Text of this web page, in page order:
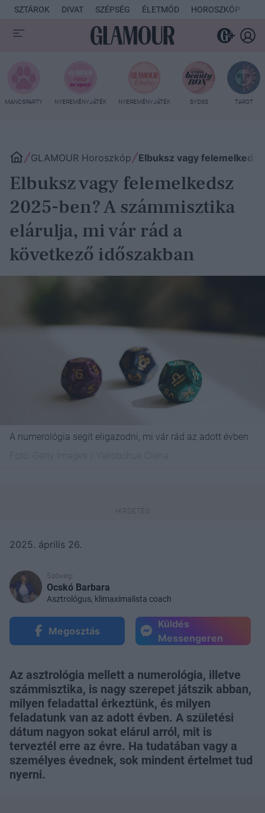
SZTÁROK DIVAT SZÉPSÉG ÉLETMÓD HOROSZKÓP
MANCSPARTY NYEREMÉNYJÁTÉK NYEREMÉNYJÁTÉK SYOSS TAROT
GLAMOUR Horoszkóp Elbuksz vagy
Elbuksz vagy felemelkedsz
2025-ben? A számmisztika
elárulja, mi vár rád a
következő időszakban
A numerológia segít eligazodni, mi vár rád az adott évben
2025. április 26.
Szöveg:
Ocskó Barbara
Asztrológus, klimaximalista coach
Megosztás
Küldés
Messengeren
Az asztrológia mellett a numerológia, illetve
számmisztika, is nagy szerepet játszik abban,
milyen feladattal érkeztünk, és milyen
feladatunk van az adott évben. A születési
dátum nagyon sokat elárul arról, mit is
terveztél erre az évre. Ha tudatában vagy a
személyes évednek, sok mindent értelmet tud
nyerni.